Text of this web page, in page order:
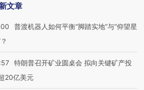
文章
普渡机器人如何平衡“脚踏实地”与“仰望星
特朗普召开矿业圆桌会 拟向关键矿产投
20亿美元